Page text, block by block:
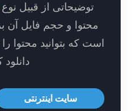
توضیحاتی از قبیل نوع انکودر و
و حجم فایل آن برای شما
که بتوانید محتوا را طبق میل
دانلود کنید.
سایت اینترنتی